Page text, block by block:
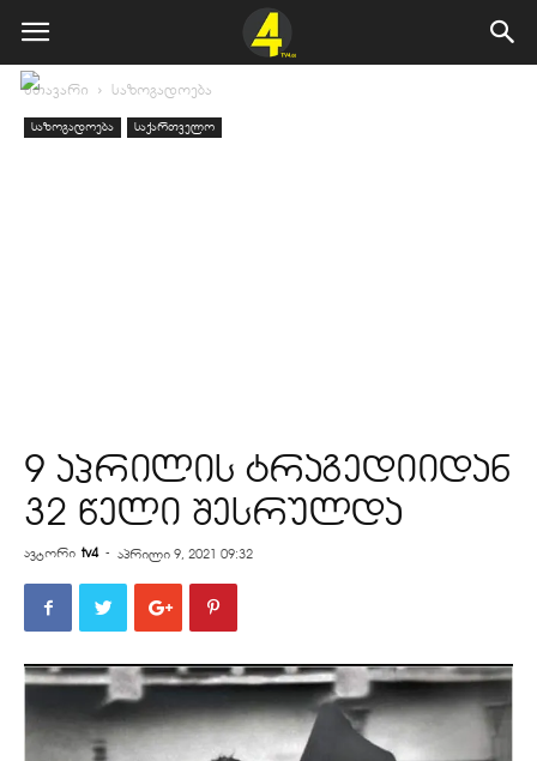
მთავარი საზოგადოება
საზოგადოება საქართველო
9 აპრილის ტრაგედიიდან
32 წელი შესრულდა
ავტორი tv4 - აპრილი 9, 2021 09:32